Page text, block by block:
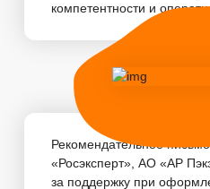
компетентности и
Рекомендательное
«Росэксперт», АО «АР
за поддержку при